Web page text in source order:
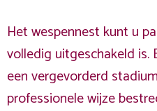
Het wespennest kunt u
volledig uitgeschakeld is.
een vergevorderd
professionele wijze